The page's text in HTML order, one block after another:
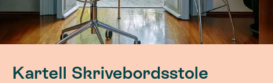
Kartell Skrivebordsstole